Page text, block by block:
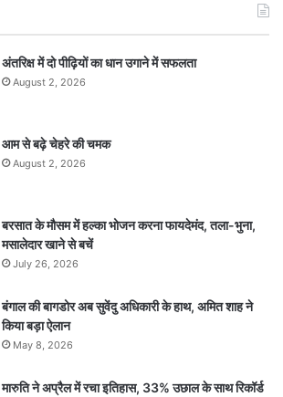
अंतरिक्ष में दो पीढ़ियों का धान उगाने में सफलता
August 2, 2026
आम से बढ़े चेहरे की चमक
August 2, 2026
बरसात के मौसम में हल्का भोजन करना फायदेमंद, तला-भुना,
मसालेदार खाने से बचें
July 26, 2026
बंगाल की बागडोर अब सुवेंदु अधिकारी के हाथ, अमित शाह ने
किया बड़ा ऐलान
May 8, 2026
मारुति ने अप्रैल में रचा इतिहास, 33% उछाल के साथ रिकॉर्ड